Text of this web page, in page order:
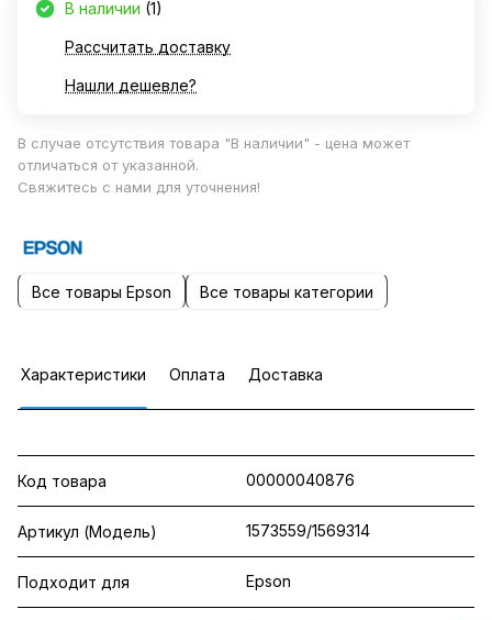
В наличии (1)
Рассчитать доставку
Нашли дешевле?
В случае отсутствия товара "В наличии" - цена может
отличаться от указанной.
Свяжитесь с нами для уточнения!
Все товары Epson Все товары категории
Характеристики Оплата Доставка
Код товара 00000040876
Артикул (Модель) 1573559/1569314
Подходит для Epson